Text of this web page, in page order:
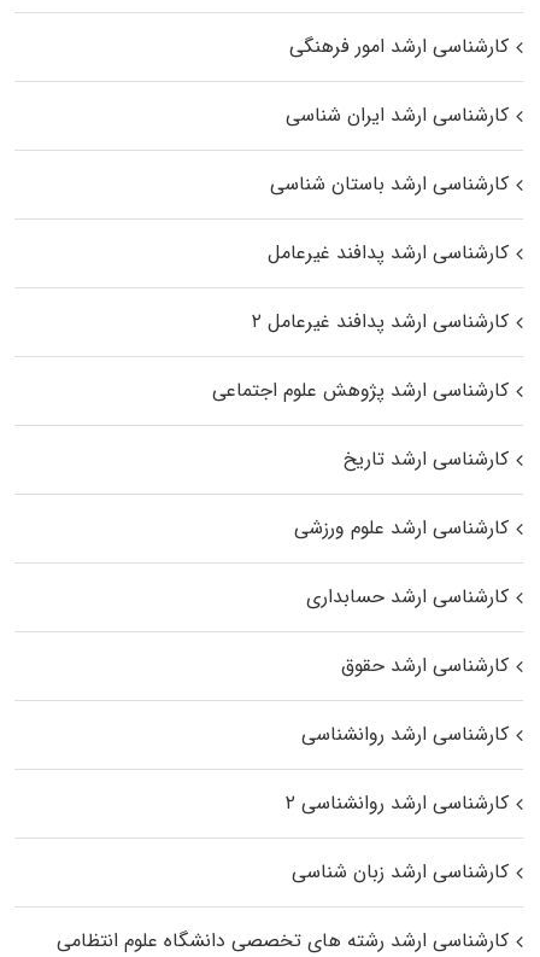
کارشناسی ارشد امور فرهنگی
کارشناسی ارشد ایران شناسی
کارشناسی ارشد باستان شناسی
کارشناسی ارشد پدافند غیرعامل
کارشناسی ارشد پدافند غیرعامل ۲
کارشناسی ارشد پژوهش علوم اجتماعی
کارشناسی ارشد تاریخ
کارشناسی ارشد علوم ورزشی
کارشناسی ارشد حسابداری
کارشناسی ارشد حقوق
کارشناسی ارشد روانشناسی
کارشناسی ارشد روانشناسی ۲
کارشناسی ارشد زبان شناسی
کارشناسی ارشد رﺷﺘﻪ ﻫﺎی تخصصی داﻧﺸﮕﺎه ﻋﻠﻮم انتظامی